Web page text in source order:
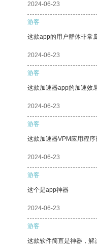
2024-06-23
游客
这款app的用户群体非常
2024-06-23
游客
这款加速器app的加速效
2024-06-23
游客
这款加速器VPM应用程序
2024-06-23
游客
这个是app神器
2024-06-23
游客
这款软件简直是神器，解